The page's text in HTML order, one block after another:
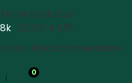
Terve tselluloos
8k  4.5/5
Vaata kõiki kommentaare
0